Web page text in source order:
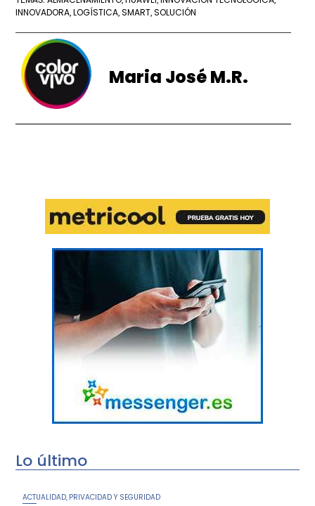
INNOVADORA ,LOGÍSTICA ,SMART ,SOLUCIÓN
Maria José M.R.
Lo último
ACTUALIDAD PRIVACIDAD Y SEGURIDAD